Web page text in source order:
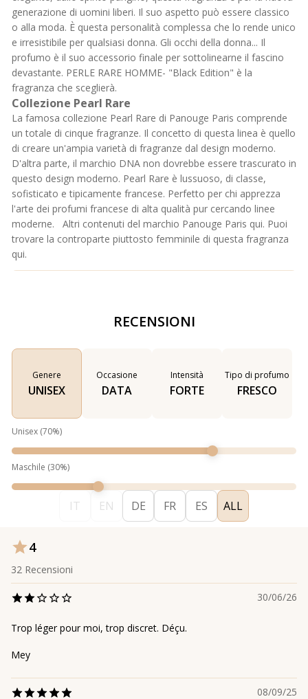
generazione di uomini liberi. Il suo aspetto può essere classico
o alla moda. È questa personalità complessa che lo rende unico
e irresistibile per qualsiasi donna. Gli occhi della donna... Il
profumo è il suo accessorio finale per sottolinearne il fascino
devastante. PERLE RARE HOMME- "Black Edition" è la
fragranza che sceglierà.
Collezione Pearl Rare
La famosa collezione Pearl Rare di Panouge Paris comprende
un totale di cinque fragranze. Il concetto di questa linea è quello
di creare un'ampia varietà di fragranze dal design moderno.
D'altra parte, il marchio DNA non dovrebbe essere trascurato in
questo design moderno. Pearl Rare è lussuoso, di classe,
sofisticato e tipicamente francese. Perfetto per chi apprezza
l'arte dei profumi francese di alta qualità pur cercando linee
moderne. Altri contenuti del marchio Panouge Paris qui. Puoi
trovare la controparte piuttosto femminile di questa fragranza
qui.
RECENSIONI
Genere
UNISEX
Occasione
DATA
Intensità
FORTE
Tipo di profumo
FRESCO
Unisex (70%)
Maschile (30%)
IT EN DE FR ES ALL
4
32 Recensioni
30/06/26
Trop léger pour moi, trop discret. Déçu.
Mey
08/09/25